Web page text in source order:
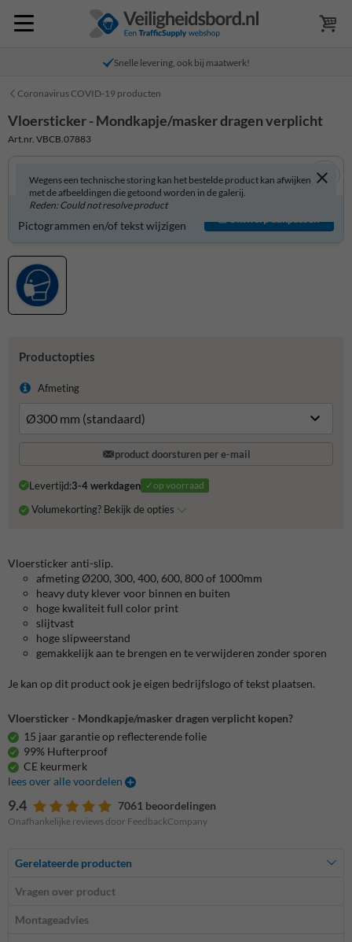
Snelle levering, ook bij maatwerk!
Coronavirus COVID-19 producten
Vloersticker - Mondkapje/masker dragen verplicht
Art.nr. VBCB.07883
Wegens een technische storing kan het bestelde product kan afwijken
met de afbeeldingen die getoond worden in de galerij.
Reden: Could not resolve product
Product zelf aanpassen?
Pictogrammen en/of tekst wijzigen
Ontwerp aanpassen
Productopties
Afmeting
product doorsturen per e-mail
Levertijd:3-4 werkdagen ✓op voorraad
Volumekorting? Bekijk de opties
Vloersticker anti-slip.
afmetingØ200, 300, 400, 600, 800 of 1000mm
heavy duty klever voor binnen en buiten
hoge kwaliteit full color print
slijtvast
hogeslipweerstand
gemakkelijk aan te brengen en te verwijderen zonder sporen
Je kan op dit product ook je eigen bedrijfslogo of tekst plaatsen.
Vloersticker - Mondkapje/masker dragen verplicht kopen?
15 jaar garantie op reflecterende folie
99% Hufterproof
CE keurmerk
lees over alle voordelen
9.4 7061 beoordelingen
Onafhankelijke reviews door FeedbackCompany
Gerelateerde producten
Vragen over product
Montageadvies